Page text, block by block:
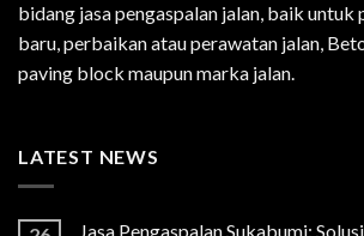
bidang jasa pengaspalan jalan, baik untuk
baru, perbaikan atau perawatan jalan,
paving block maupun marka jalan.
LATEST NEWS
Jasa Pengaspalan Sukabumi: